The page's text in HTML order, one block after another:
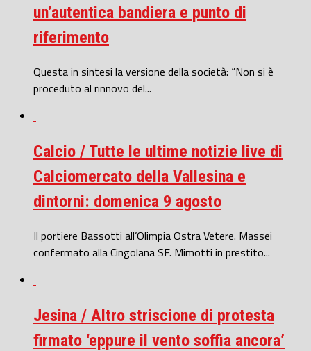
un’autentica bandiera e punto di
riferimento
Questa in sintesi la versione della società: “Non si è
proceduto al rinnovo del...
Calcio / Tutte le ultime notizie live di
Calciomercato della Vallesina e
dintorni: domenica 9 agosto
Il portiere Bassotti all’Olimpia Ostra Vetere. Massei
confermato alla Cingolana SF. Mimotti in prestito...
Jesina / Altro striscione di protesta
firmato ‘eppure il vento soffia ancora’